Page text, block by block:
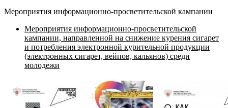
Мероприятия информационно-просветительской кампании
Мероприятия информационно-просветительской
кампании, направленной на снижение курения сигарет
и потребления электронной курительной продукции
(электронных сигарет, вейпов, кальянов) среди
молодежи